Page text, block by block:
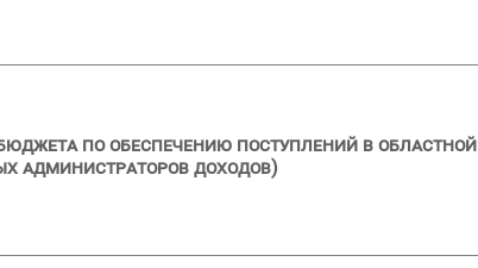
по обеспечению поступлений в областной
администраторов доходов)